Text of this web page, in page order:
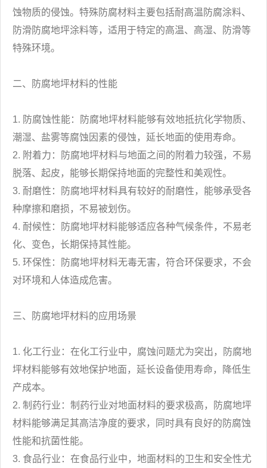
蚀物质的侵蚀。特殊防腐材料主要包括耐高温防腐涂料、
防滑防腐地坪涂料等，适用于特定的高温、高湿、防滑等
特殊环境。
二、防腐地坪材料的性能
1. 防腐蚀性能：防腐地坪材料能够有效地抵抗化学物质、
潮湿、盐雾等腐蚀因素的侵蚀，延长地面的使用寿命。
2. 附着力：防腐地坪材料与地面之间的附着力较强，不易
脱落、起皮，能够长期保持地面的完整性和美观性。
3. 耐磨性：防腐地坪材料具有较好的耐磨性，能够承受各
种摩擦和磨损，不易被划伤。
4. 耐候性：防腐地坪材料能够适应各种气候条件，不易老
化、变色，长期保持其性能。
5. 环保性：防腐地坪材料无毒无害，符合环保要求，不会
对环境和人体造成危害。
三、防腐地坪材料的应用场景
1. 化工行业：在化工行业中，腐蚀问题尤为突出，防腐地
坪材料能够有效地保护地面，延长设备使用寿命，降低生
产成本。
2. 制药行业：制药行业对地面材料的要求极高，防腐地坪
材料能够满足其高洁净度的要求，同时具有良好的防腐蚀
性能和抗菌性能。
3. 食品行业：在食品行业中，地面材料的卫生和安全性尤